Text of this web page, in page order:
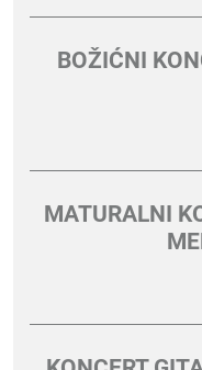
BOŽIĆNI
MATURALNI